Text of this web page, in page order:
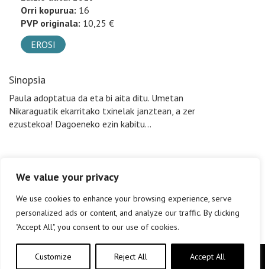
We value your privacy
We use cookies to enhance your browsing experience, serve
personalized ads or content, and analyze our traffic. By clicking
"Accept All", you consent to our use of cookies.
Customize Reject All Accept All
Orri kopurua: 16
PVP originala: 10,25 €
EROSI
Sinopsia
Paula adoptatua da eta bi aita ditu. Umetan
Nikaraguatik ekarritako txinelak janztean, a zer
ezustekoa! Dagoeneko ezin kabitu…
Copyright © elkar Argitaletxeak 2019